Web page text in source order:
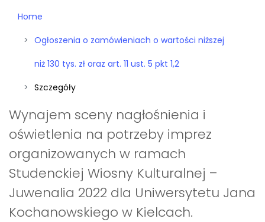
Home
Ogłoszenia o zamówieniach o wartości niższej
niż 130 tys. zł oraz art. 11 ust. 5 pkt 1,2
Szczegóły
Wynajem sceny nagłośnienia i
oświetlenia na potrzeby imprez
organizowanych w ramach
Studenckiej Wiosny Kulturalnej –
Juwenalia 2022 dla Uniwersytetu Jana
Kochanowskiego w Kielcach.